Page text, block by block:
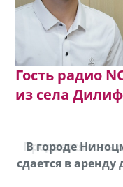
Гость радио
из села
Продается
В городе
cдается в аренду